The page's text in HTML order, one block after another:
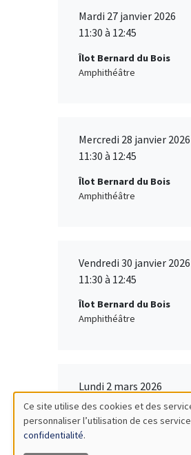
Mardi 27 janvier 2026
11:30 à 12:45
Îlot Bernard du Bois
Amphithéâtre
Mercredi 28 janvier 2026
11:30 à 12:45
Îlot Bernard du Bois
Amphithéâtre
Vendredi 30 janvier 2026
11:30 à 12:45
Îlot Bernard du Bois
Amphithéâtre
Lundi 2 mars 2026
11:30 à 12:45
Îlot Bernard du Bois
Amphithéâtre
Utilisation
Ce site utilise des cookies et des
personnaliser l’utilisation de ces
confidentialité.